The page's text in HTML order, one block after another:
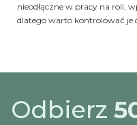
nieodłączne w pracy na roli,
dlatego warto kontrolować je
Odbierz